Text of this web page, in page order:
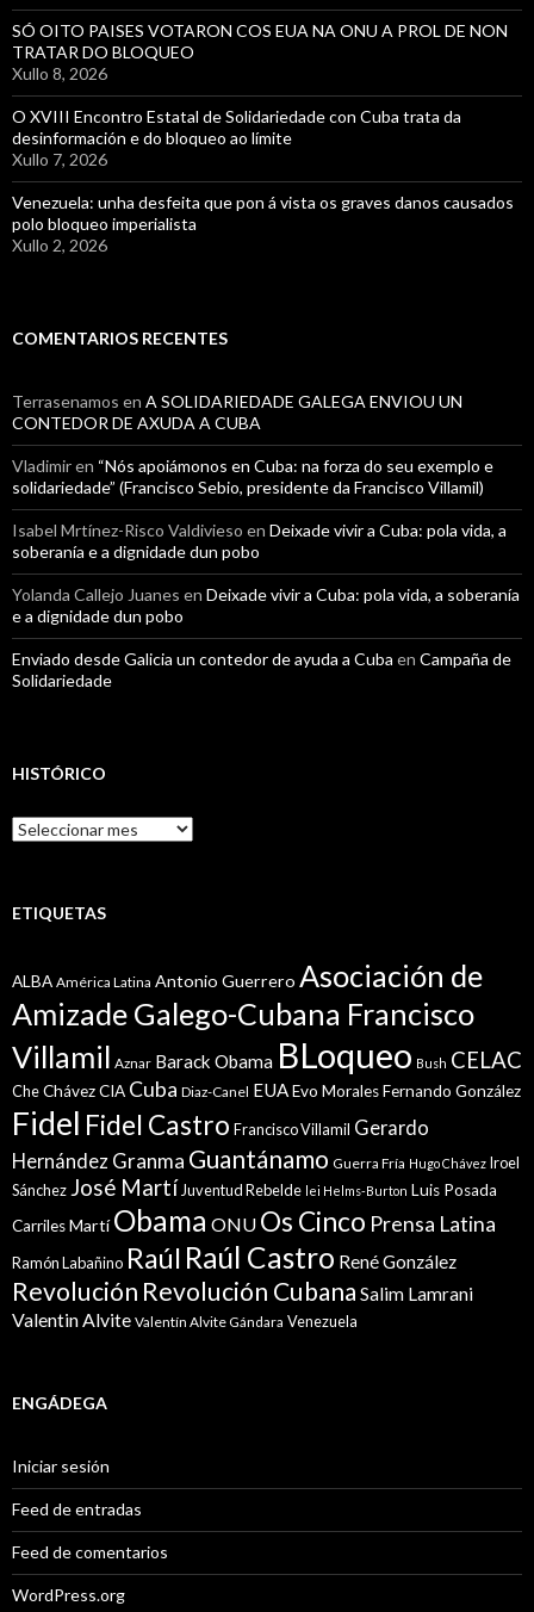
SÓ OITO PAISES VOTARON COS EUA NA ONU A PROL DE NON
TRATAR DO BLOQUEO
Xullo 8, 2026
O XVIII Encontro Estatal de Solidariedade con Cuba trata da
desinformación e do bloqueo ao límite
Xullo 7, 2026
Venezuela: unha desfeita que pon á vista os graves danos causados
polo bloqueo imperialista
Xullo 2, 2026
COMENTARIOS RECENTES
Terrasenamos en A SOLIDARIEDADE GALEGA ENVIOU UN
CONTEDOR DE AXUDA A CUBA
Vladimiren “Nós apoiámonos en Cuba: na forza do seu exemplo e
solidariedade” (Francisco Sebio, presidente da Francisco Villamil)
Isabel Mrtínez-Risco Valdivieso en Deixade vivir a Cuba: pola vida, a
soberanía e a dignidade dun pobo
Yolanda Callejo Juanes en Deixade vivir a Cuba: pola vida, a soberanía
e a dignidade dun pobo
Enviado desde Galicia un contedor de ayuda a Cuba en Campaña de
Solidariedade
HISTÓRICO
Histórico
ETIQUETAS
ALBA América Latina Antonio Guerrero Asociación de
Amizade Galego-Cubana Francisco
Villamil Aznar Barack Obama BLoqueo Bush CELAC
CheChávezCIA Cuba Diaz-Canel EUAEvo MoralesFernando González
Fidel Fidel Castro Francisco Villamil Gerardo
Hernández Granma Guantánamo Guerra Fría Hugo Chávez Iroel
Sánchez José Martí Juventud Rebelde lei Helms-Burton Luis Posada
CarrilesMartí Obama ONU Os Cinco Prensa Latina
Ramón Labañino Raúl Raúl Castro René González
Revolución Revolución Cubana Salim Lamrani
Valentin Alvite Valentín Alvite Gándara Venezuela
ENGÁDEGA
Iniciar sesión
Feed de entradas
Feed de comentarios
WordPress.org